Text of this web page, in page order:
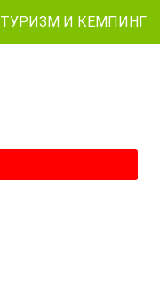
ТУРИЗМ И КЕМПИНГ